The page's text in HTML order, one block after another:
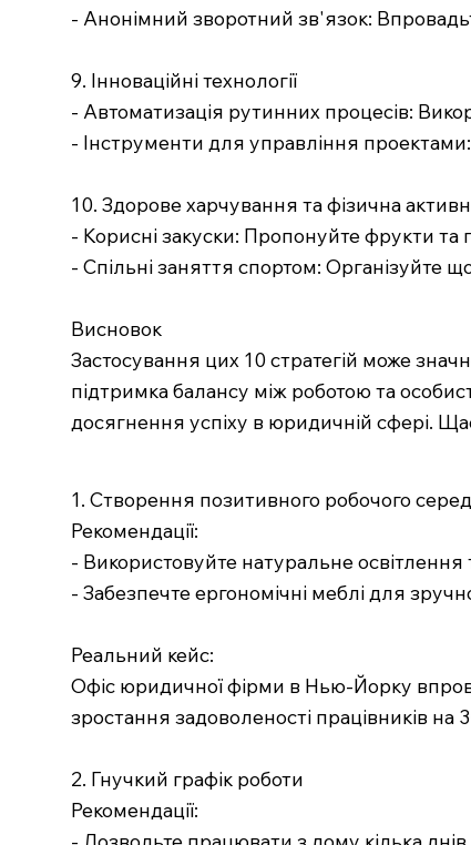
- Анонімний зворотний зв'язок:
9. Інноваційні технології
- Автоматизація рутинних процесів:
- Інструменти для управління
10. Здорове харчування та фізична
- Корисні закуски: Пропонуйте фрукти та
- Спільні заняття спортом: Організуйте
Висновок
Застосування цих 10 стратегій може
підтримка балансу між роботою та
досягнення успіху в юридичній сфері.
1. Створення позитивного робочого
Рекомендації:
- Використовуйте натуральне освітлення
- Забезпечте ергономічні меблі для
Реальний кейс:
Офіс юридичної фірми в Нью-Йорку
зростання задоволеності працівників
2. Гнучкий графік роботи
Рекомендації: